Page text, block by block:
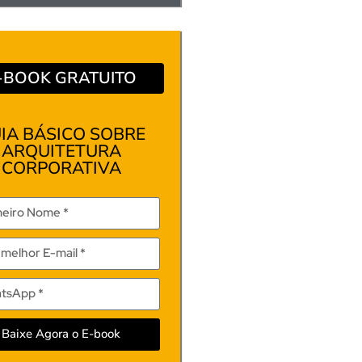
GRATUITO
BÁSICO SOBRE
ARQUITETURA
CORPORATIVA
Baixe Agora o E-book